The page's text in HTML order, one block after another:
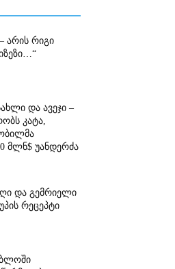
არის რიგი
და ავეჯი –
კატა,
მლნ$ უანდერძა
და გემრიელი
რეცეპტი